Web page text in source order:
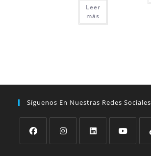
Leer
más
Síguenos En Nuestras Redes Sociales